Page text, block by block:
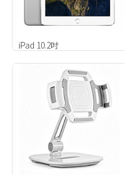
iPad 10.2吋